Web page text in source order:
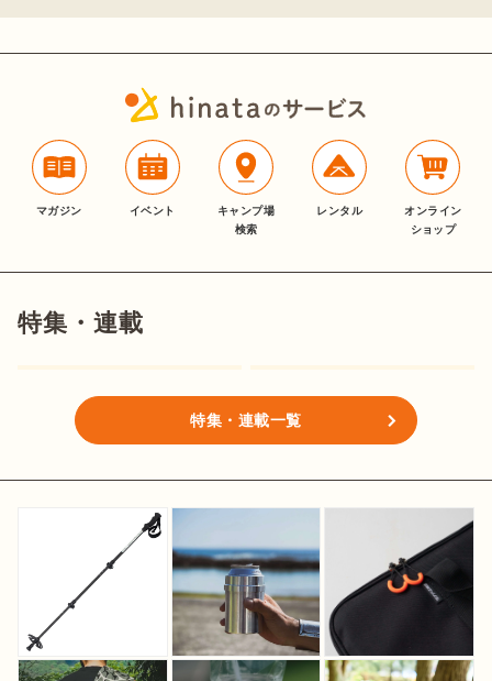
マガジン イベント
キャンプ場
検索
レンタル
オンライン
ショップ
特集・連載
特集・連載一覧